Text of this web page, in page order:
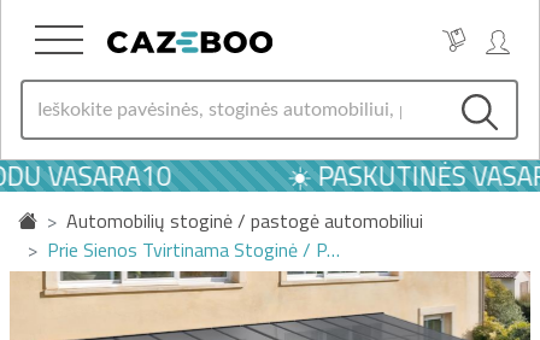
VASARA10 ☀️ PASKUTINĖS
Automobilių stoginė / pastogė automobiliui
Prie Sienos Tvirtinama Stoginė / P…